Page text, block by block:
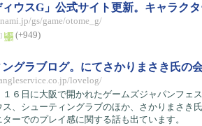
ィウスG」公式サイト更新。キャラク
gs/game/otome_g/
(+949)
グラブログ。にてさかりまさき氏の
lovelog/
１６日に大阪で開かれたゲームズジャパンフェ
ス、シューティングラブのほか、さかりまさき
ーでのプレイ感に関する話も出ています。